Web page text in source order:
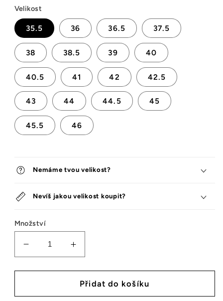
Velikost
35.5 36 36.5 37.5
38 38.5 39 40
40.5 41 42 42.5
43 44 44.5 45
45.5 46
Nemáme tvou velikost?
Nevíš jakou velikost koupit?
Množství
Snížit
množství
tenisek
1
Zvýšit
množství
tenisek
Jordan
1
Přidat do košíku